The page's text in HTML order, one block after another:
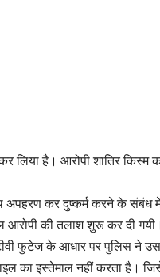
लिया है। आरोपी शातिर किस्म
अपहरण कर दुष्कर्म करने के संबंध
आरोपी की तलाश शुरू कर दी गयी।
फुटेज के आधार पर पुलिस ने
का इस्तेमाल नहीं करता है।